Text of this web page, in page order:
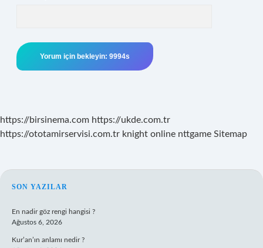
https://birsinema.com https://ukde.com.tr
https://ototamirservisi.com.tr knight online nttgame Sitemap
SIDEBAR
SON YAZILAR
En nadir göz rengi hangisi ?
Ağustos 6, 2026
Kur’an’ın anlamı nedir ?